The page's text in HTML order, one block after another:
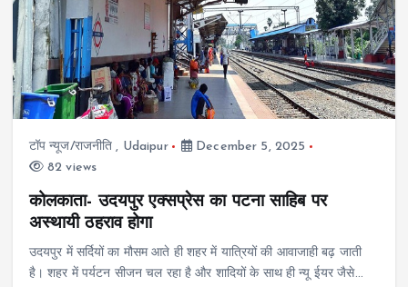
टॉप न्यूज/राजनीति , Udaipur
December 5, 2025
82 views
कोलकाता- उदयपुर एक्सप्रेस का पटना साहिब पर
अस्थायी ठहराव होगा
उदयपुर में सर्दियों का मौसम आते ही शहर में यात्रियों की आवाजाही बढ़ जाती
है। शहर में पर्यटन सीजन चल रहा है और शादियों के साथ ही न्यू ईयर जैसे…